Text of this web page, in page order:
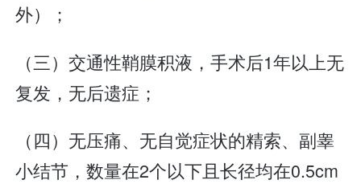
外）；
（三）交通性鞘膜积液，手术后1年以上无
复发，无后遗症；
（四）无压痛、无自觉症状的精索、副睾
小结节，数量在2个以下且长径均在0.5cm